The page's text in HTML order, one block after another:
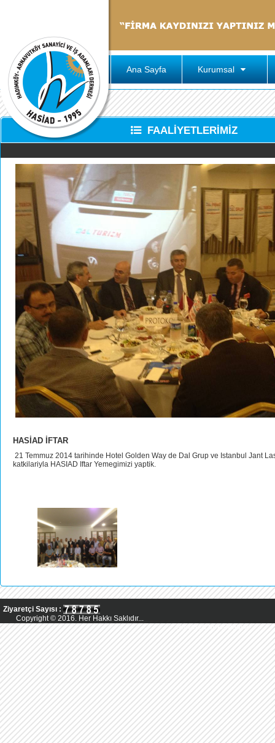
Ana Sayfa Kurumsal
FAALİYETLERİMİZ
HASİAD İFTAR
21 Temmuz 2014 tarihinde Hotel Golden Way de Dal Grup ve Istanbul Jant
katkilariyla HASIAD Iftar Yemegimizi yaptik.
Ziyaretçi Sayısı :
Copyright © 2016. Her Hakkı Saklıdır...
Powered by AsMedya